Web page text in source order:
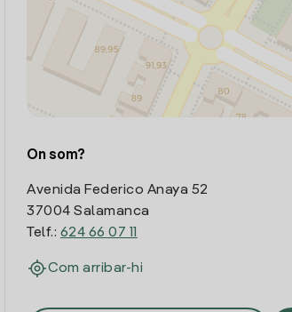
On som?
Avenida Federico Anaya 52
37004 Salamanca
Telf.: 624 66 07 11
Com arribar-hi